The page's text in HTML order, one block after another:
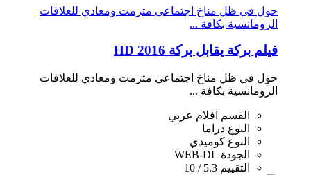
حول في ظل مناخ اجتماعي متزمت ومعادي للعلاقات
الرومانسية بكافة ...
فيلم بركة يقابل بركة 2016 HD
حول في ظل مناخ اجتماعي متزمت ومعادي للعلاقات
الرومانسية بكافة ...
القسم
افلام عربي
النوع دراما
النوع كوميدي
الجودة WEB-DL
التقييم 5.3 / 10